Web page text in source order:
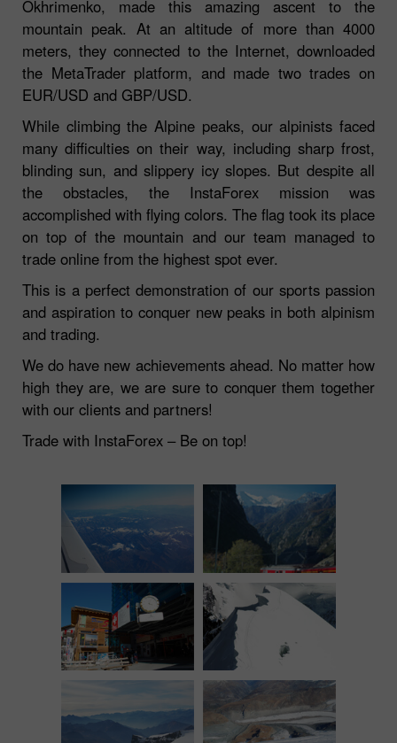
Okhrimenko, made this amazing ascent to the
mountain peak. At an altitude of more than 4000
meters, they connected to the Internet, downloaded
the MetaTrader platform, and made two trades on
EUR/USD and GBP/USD.
While climbing the Alpine peaks, our alpinists faced
many difficulties on their way, including sharp frost,
blinding sun, and slippery icy slopes. But despite all
the obstacles, the InstaForex mission was
accomplished with flying colors. The flag took its place
on top of the mountain and our team managed to
trade online from the highest spot ever.
This is a perfect demonstration of our sports passion
and aspiration to conquer new peaks in both alpinism
and trading.
We do have new achievements ahead. No matter how
high they are, we are sure to conquer them together
with our clients and partners!
Trade with InstaForex – Be on top!